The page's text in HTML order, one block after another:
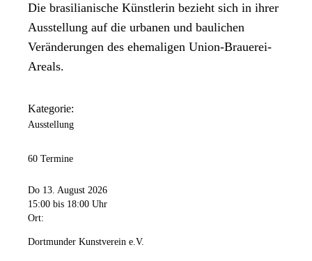
Die brasilianische Künstlerin bezieht sich in ihrer
Ausstellung auf die urbanen und baulichen
Veränderungen des ehemaligen Union-Brauerei-
Areals.
Kategorie:
Ausstellung
60 Termine
Do 13. August 2026
15:00 bis 18:00 Uhr
Ort:
Dortmunder Kunstverein e.V.